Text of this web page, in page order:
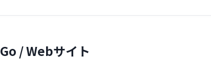
/ Webサイト